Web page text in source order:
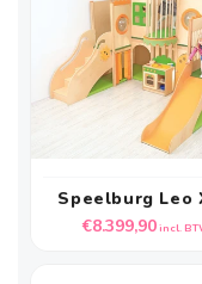
Speelburg Leo
€8.399,90incl.